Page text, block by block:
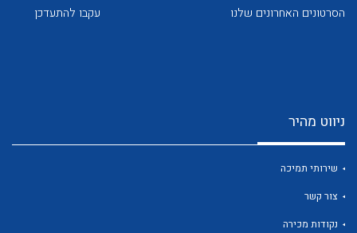
לכל מוצרי היצרן לכל מוצרי היצרן
לכל מוצרי היצרן
הסרטונים האחרונים שלנו עקבו להתעדכן
ניווט מהיר
שירותי תמיכה
צור קשר
נקודות מכירה